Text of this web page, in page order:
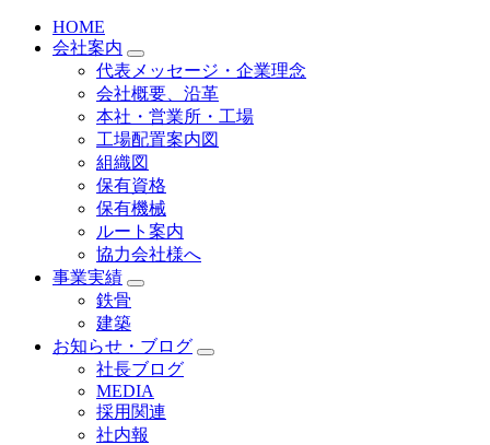
HOME
会社案内
代表メッセージ・企業理念
会社概要、沿革
本社・営業所・工場
工場配置案内図
組織図
保有資格
保有機械
ルート案内
協力会社様へ
事業実績
鉄骨
建築
お知らせ・ブログ
社長ブログ
MEDIA
採用関連
社内報